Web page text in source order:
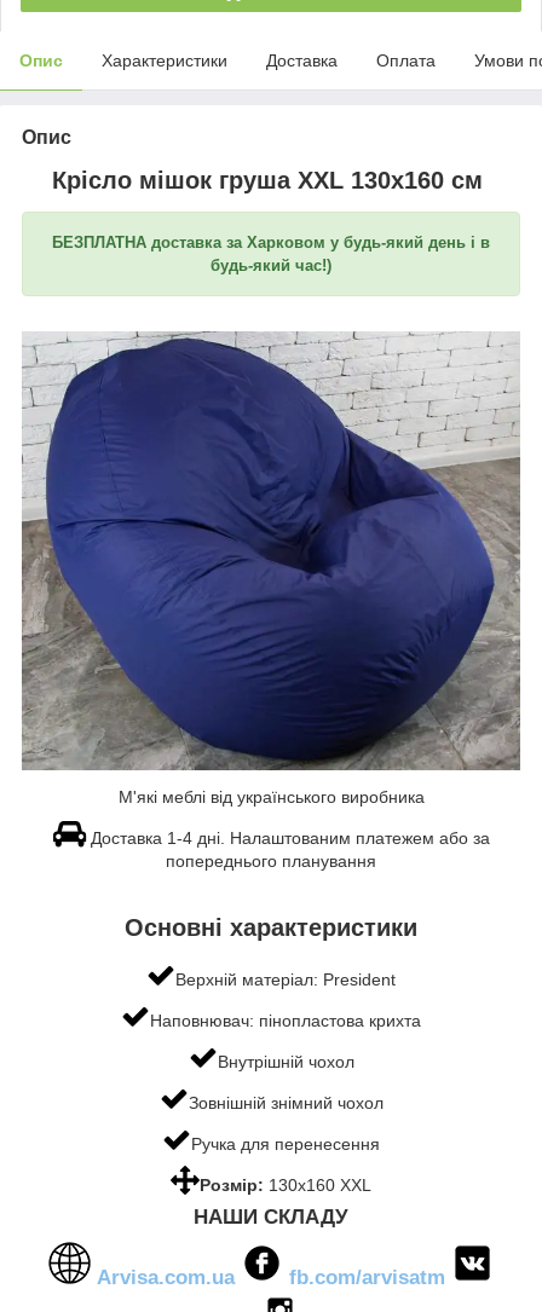
Опис Характеристики Доставка Оплата Умови
Опис
Крісло мішок груша XXL 130х160 см
БЕЗПЛАТНА доставка за Харковом у будь-який день і в
будь-який час!)
М'які меблі від українського виробника
Доставка 1-4 дні. Налаштованим платежем або за
попереднього планування
Основні характеристики
Верхній матеріал: President
Наповнювач: пінопластова крихта
Внутрішній чохол
Зовнішній знімний чохол
Ручка для перенесення
Розмір: 130х160 XXL
НАШИ СКЛАДУ
Arvisa.com.ua fb.com/arvisatm